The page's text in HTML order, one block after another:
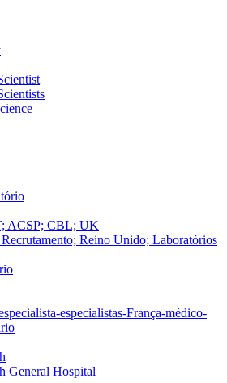
ACSP; CBL; UK
Reino Unido; Laboratórios
especialistas-França-médico-
General Hospital